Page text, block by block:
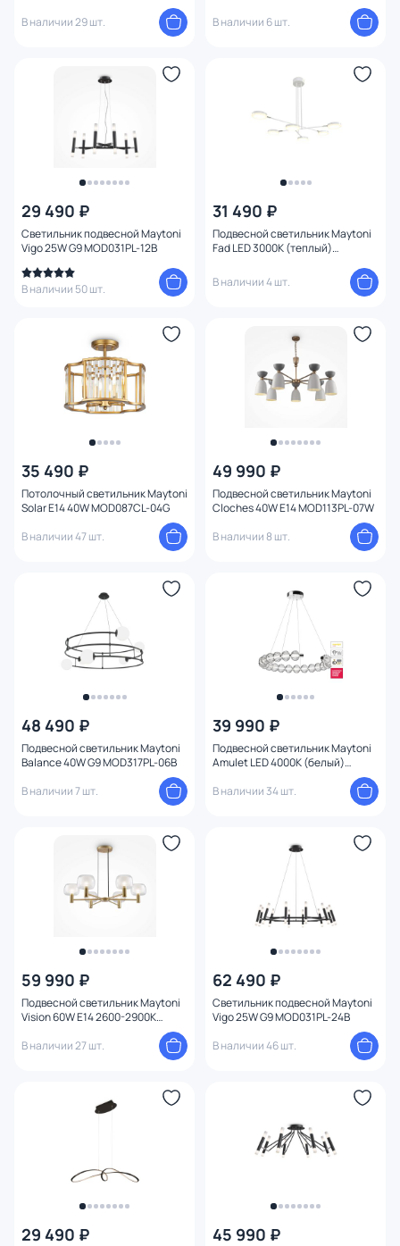
В наличии 29 шт.
В наличии 6 шт.
29 490 ₽
Светильник подвесной Maytoni
Vigo 25W G9 MOD031PL-12B
В наличии 50 шт.
31 490 ₽
Подвесной светильник Maytoni
Fad LED 3000К (теплый)
В наличии 4 шт.
35 490 ₽
Потолочный светильник Maytoni
Solar E14 40W MOD087CL-04G
В наличии 47 шт.
49 990 ₽
Подвесной светильник Maytoni
Cloches 40W E14 MOD113PL-07W
В наличии 8 шт.
48 490 ₽
Подвесной светильник Maytoni
Balance 40W G9 MOD317PL-06B
В наличии 7 шт.
39 990 ₽
Подвесной светильник Maytoni
Amulet LED 4000К (белый)
В наличии 34 шт.
59 990 ₽
Подвесной светильник Maytoni
Vision 60W E14 2600-2900К
В наличии 27 шт.
62 490 ₽
Светильник подвесной Maytoni
Vigo 25W G9 MOD031PL-24B
В наличии 46 шт.
29 490 ₽ 45 990 ₽